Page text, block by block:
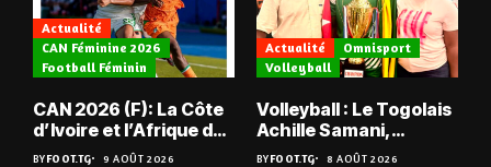
Actualité
CAN Féminine 2026
Football Féminin
CAN 2026 (F): La Côte
d’Ivoire et l’Afrique du
Sud tombent
BYFOOT.TG 9 AOÛT 2026
Actualité
Omnisport
Volleyball
Volleyball : Le Togolais
Achille Samani,
champion du Bénin !
BYFOOT.TG 8 AOÛT 2026